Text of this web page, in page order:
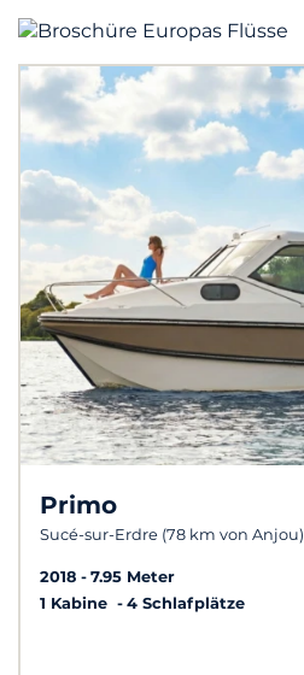
Primo
Sucé-sur-Erdre (78 km von Anjou)
2018
7.95 Meter
1 Kabine
4 Schlafplätze